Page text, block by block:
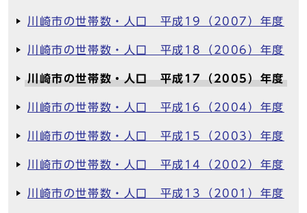
川崎市の世帯数・人口 平成19（2007）年度
川崎市の世帯数・人口 平成18（2006）年度
川崎市の世帯数・人口 平成17（2005）年度
川崎市の世帯数・人口 平成16（2004）年度
川崎市の世帯数・人口 平成15（2003）年度
川崎市の世帯数・人口 平成14（2002）年度
川崎市の世帯数・人口 平成13（2001）年度